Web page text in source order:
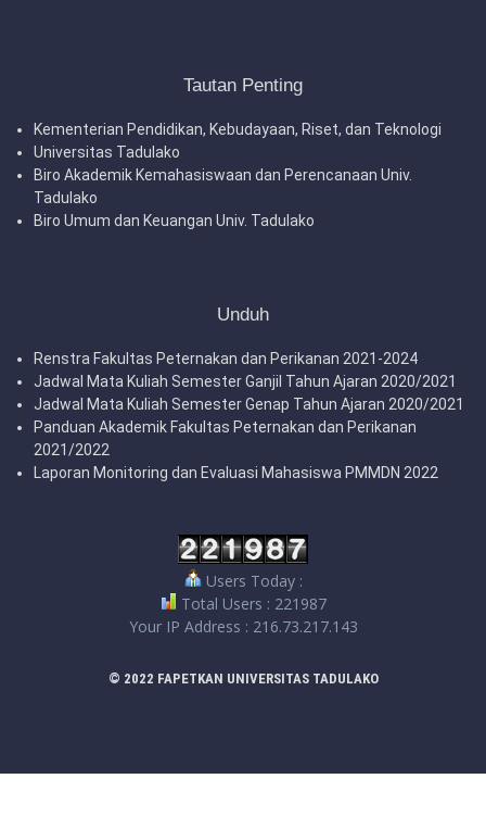
Tautan Penting
Kementerian Pendidikan, Kebudayaan, Riset, dan Teknologi
Universitas Tadulako
Biro Akademik Kemahasiswaan dan Perencanaan Univ.
Tadulako
Biro Umum dan Keuangan Univ. Tadulako
Unduh
Renstra Fakultas Peternakan dan Perikanan 2021-2024
Jadwal Mata Kuliah Semester Ganjil Tahun Ajaran 2020/2021
Jadwal Mata Kuliah Semester Genap Tahun Ajaran 2020/2021
Panduan Akademik Fakultas Peternakan dan Perikanan
2021/2022
Laporan Monitoring dan Evaluasi Mahasiswa PMMDN 2022
Users Today :
Total Users : 221987
Your IP Address : 216.73.217.143
© 2022 FAPETKAN UNIVERSITAS TADULAKO